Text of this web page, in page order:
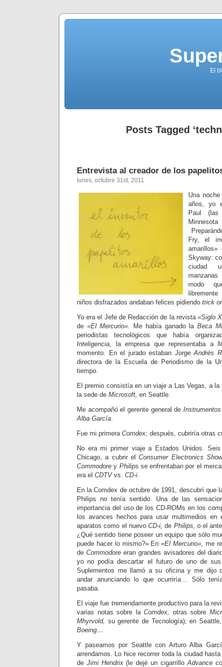
El
Posts Tagged
Entrevista al creador de los
lunes, octubre 31st, 2011
Una
años, yo
Paul (las
Fry, el
Skyway:
ciudad
modo
niños disfrazados andaban felices pidiendo trick
Yo era el Jefe de Redacción de la revista «Siglo
de «El Mercurio». Me había ganado laBeca
periodistas tecnológicos que había
Inteligencia,
la empresa que representaba a
momento. En el jurado estaban Jorge Andrés
directora de la Escuela de Periodismo de la
tiempo.
El premio consistía en un viaje a Las Vegas, a
la sede de Microsoft, en Seattle.
Me acompañó el gerente general de
Alba García.
Fue mi primera Comdex; después, cubriría otras
No era mi primer viaje a Estados Unidos.
Chicago, a cubrir elConsumer Electronics
Commodore y Philips se enfrentaban por el
era el CDTVvs. CD-i.
En la Comdex de octubre de 1991, descubrí que
Philips no tenía sentido. Una de las
importancia del uso de los CD-ROMs en los
los avances hechos para usar multimedios en
aparatos como el nuevo CD-i, de Philips, o el
¿Qué sentido tiene poseer un equipo que sólo
puede hacer lo mismo?» En«El Mercurio», me
de Commodoreeran grandes avisadores del
yo no podía descartar el futuro de uno de
Suplementos me llamó a su oficina y me dijo
andar anunciando lo que ocurriría… Sólo
pasaba.
El viaje fue tremendamente productivo para la
varias notas sobre la Comdex, otras sobre
Mhyrvold, su gerente de Tecnología); en
Boeing…
Y paseamos por Seattle con Arturo Alba
arrendamos. Lo hice recorrer toda la ciudad
de Jimi Hendrix(le dejé un cigarrilloAdvance